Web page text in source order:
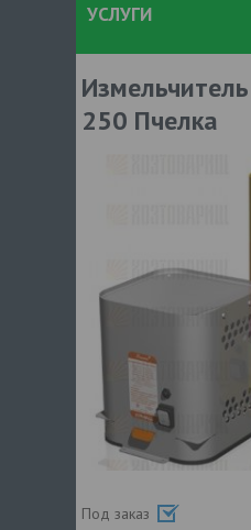
УСЛУГИ
250 Пчелка
Под заказ